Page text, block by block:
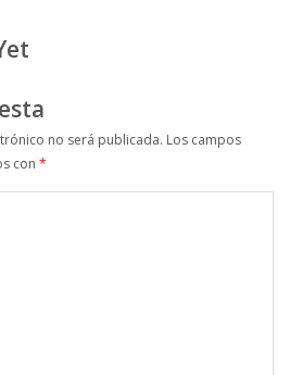
no será publicada. Los campos
con*